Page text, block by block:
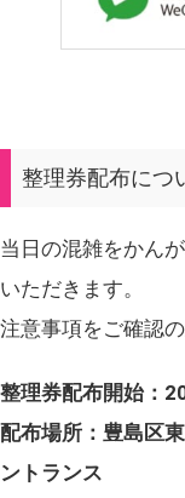
整理券配布につ
当日の混雑をかん
いただきます。
注意事項をご確認
整理券配布開始：
配布場所：豊島区
ントランス